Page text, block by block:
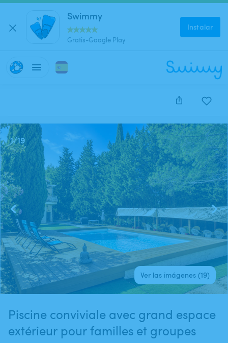
Swimmy
Gratis-Google Play
Instalar
Este anuncio está cerrado y no se puede reservar.
1/19
Ver las imágenes (19)
Piscine conviviale avec grand espace
extérieur pour familles et groupes